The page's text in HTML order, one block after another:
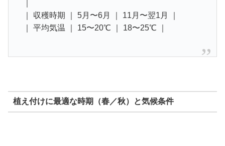
｜ 収穫時期 ｜ 5月〜6月 ｜ 11月〜翌1月 ｜
｜ 平均気温 ｜ 15〜20℃ ｜ 18〜25℃ ｜
植え付けに最適な時期（春／秋）と気候条件